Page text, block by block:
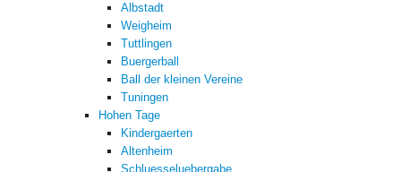
Albstadt
Weigheim
Tuttlingen
Buergerball
Ball der kleinen Vereine
Tuningen
Hohen Tage
Kindergaerten
Altenheim
Schluesseluebergabe